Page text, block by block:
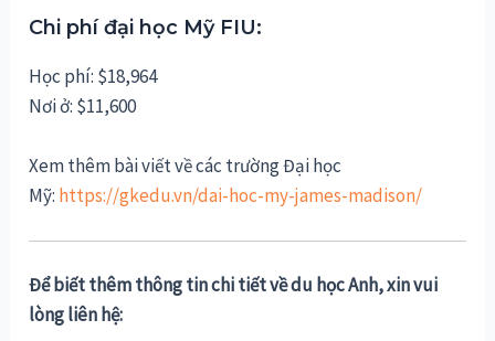
Chi phí đại học Mỹ FIU:
Học phí: $18,964
Nơi ở: $11,600
Xem thêm bài viết về các trường Đại học
Mỹ: https://gkedu.vn/dai-hoc-my-james-madison/
Để biết thêm thông tin chi tiết về du học Anh, xin vui
lòng liên hệ: